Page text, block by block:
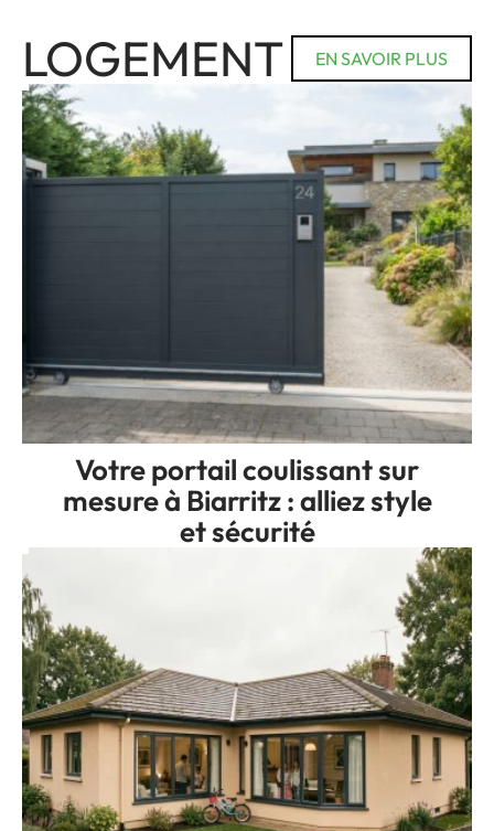
LOGEMENT EN SAVOIR PLUS
Votre portail coulissant sur
mesure à Biarritz : alliez style
et sécurité